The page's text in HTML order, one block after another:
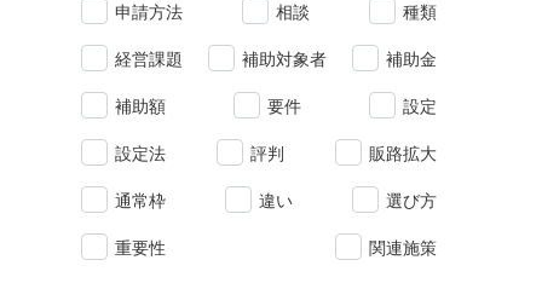
申請方法 相談 種類
経営課題 補助対象者 補助金
補助額 要件 設定
設定法 評判 販路拡大
通常枠 違い 選び方
重要性 関連施策